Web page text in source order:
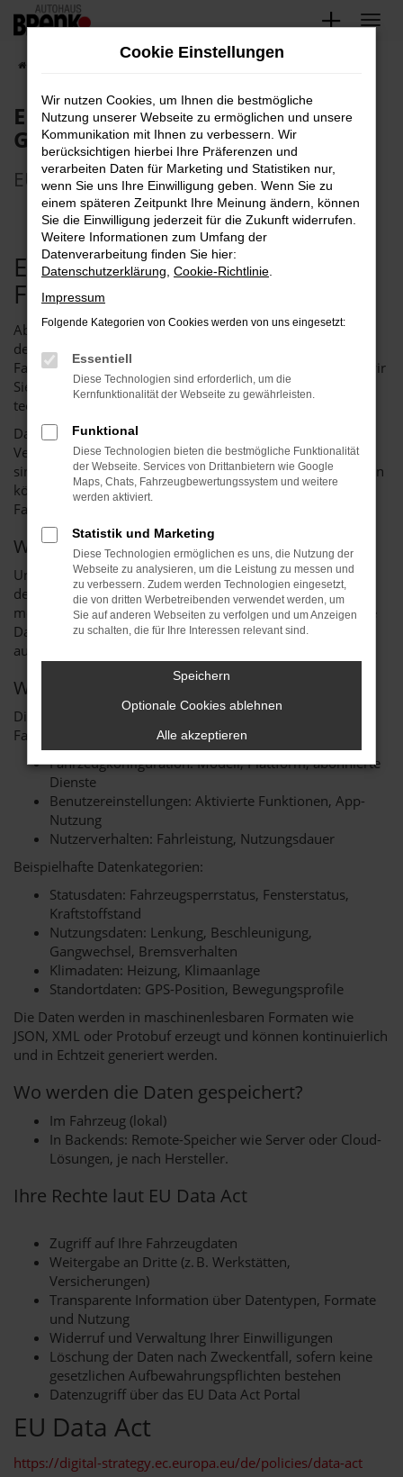
Zum
springen
EU Data Act - Autohaus Brenk
GmbH
EU Data Act - Autohaus Brenk GmbH
EU Data Act – Ihre
Fahrzeugdaten im Überblick
Ab dem 12. September 2025 gilt der EU Data Act. Er regelt
den Zugang zu Daten vernetzter Produkte – darunter auch
Fahrzeuge. Als verantwortungsvolles Autohaus möchten wir
Sie umfassend und transparent über Ihre Rechte und die
technischen Hintergründe informieren.
Dabei weisen wir darauf hin, dass Autohäuser keine
Verantwortlichen zur Datenerfassung in Kraftfahrzeugen
sind und auch keine Auskunft zu den erfassten Daten geben
können. Dazu wenden Sie sich bitte an den jeweiligen
Fahrzeughersteller bzw. Flottenbetreiber.
Was sind vernetzte Fahrzeuge?
Unsere Fahrzeuge gelten als „vernetzte Produkte“ im Sinne
des EU-Datengesetzes. Sie verfügen über Steuergeräte,
mobile Kommunikationseinheiten und digitale Dienste, die
Daten erzeugen und übermitteln – sowohl im Fahrzeug als
auch über externe Server („Backends“).
Welche Daten werden erzeugt?
Die Art und Menge der Daten hängt von verschiedenen
Faktoren ab:
Fahrzeugkonfiguration: Modell, Plattform, abonnierte
Dienste
Benutzereinstellungen: Aktivierte Funktionen, App-
Nutzung
Nutzerverhalten: Fahrleistung, Nutzungsdauer
Beispielhafte Datenkategorien:
Statusdaten: Fahrzeugsperrstatus, Fensterstatus,
Kraftstoffstand
Nutzungsdaten: Lenkung, Beschleunigung,
Gangwechsel, Bremsverhalten
Klimadaten: Heizung, Klimaanlage
Standortdaten: GPS-Position, Bewegungsprofile
Die Daten werden in maschinenlesbaren Formaten wie
JSON, XML oder Protobuf erzeugt und können kontinuierlich
und in Echtzeit generiert werden.
Wo werden die Daten gespeichert?
Im Fahrzeug (lokal)
In Backends: Remote-Speicher wie Server oder Cloud-
Lösungen, je nach Hersteller.
Ihre Rechte laut EU Data Act
Zugriff auf Ihre Fahrzeugdaten
Weitergabe an Dritte (z. B. Werkstätten,
Versicherungen)
Transparente Information über Datentypen, Formate
und Nutzung
Widerruf und Verwaltung Ihrer Einwilligungen
Löschung der Daten nach Zweckentfall, sofern keine
gesetzlichen Aufbewahrungspflichten bestehen
Datenzugriff über das EU Data Act Portal
EU Data Act
https://digital-strategy.ec.europa.eu/de/policies/data-act
Cookie Einstellungen
Wir nutzen Cookies, um Ihnen die bestmögliche
Nutzung unserer Webseite zu ermöglichen und unsere
Kommunikation mit Ihnen zu verbessern. Wir
berücksichtigen hierbei Ihre Präferenzen und
verarbeiten Daten für Marketing und Statistiken nur,
wenn Sie uns Ihre Einwilligung geben. Wenn Sie zu
einem späteren Zeitpunkt Ihre Meinung ändern, können
Sie die Einwilligung jederzeit für die Zukunft widerrufen.
Weitere Informationen zum Umfang der
Datenverarbeitung finden Sie hier:
Datenschutzerklärung Cookie-Richtlinie
Impressum
Folgende Kategorien von Cookies werden von uns eingesetzt:
Essentiell
Diese Technologien sind erforderlich, um die
Kernfunktionalität der Webseite zu gewährleisten.
Funktional
Diese Technologien bieten die bestmögliche Funktionalität
der Webseite. Services von Drittanbietern wie Google
Maps, Chats, Fahrzeugbewertungssystem und weitere
werden aktiviert.
Statistik und Marketing
Diese Technologien ermöglichen es uns, die Nutzung der
Webseite zu analysieren, um die Leistung zu messen und
zu verbessern. Zudem werden Technologien eingesetzt,
die von dritten Werbetreibenden verwendet werden, um
Sie auf anderen Webseiten zu verfolgen und um Anzeigen
zu schalten, die für Ihre Interessen relevant sind.
Speichern
Optionale Cookies ablehnen
Alle akzeptieren